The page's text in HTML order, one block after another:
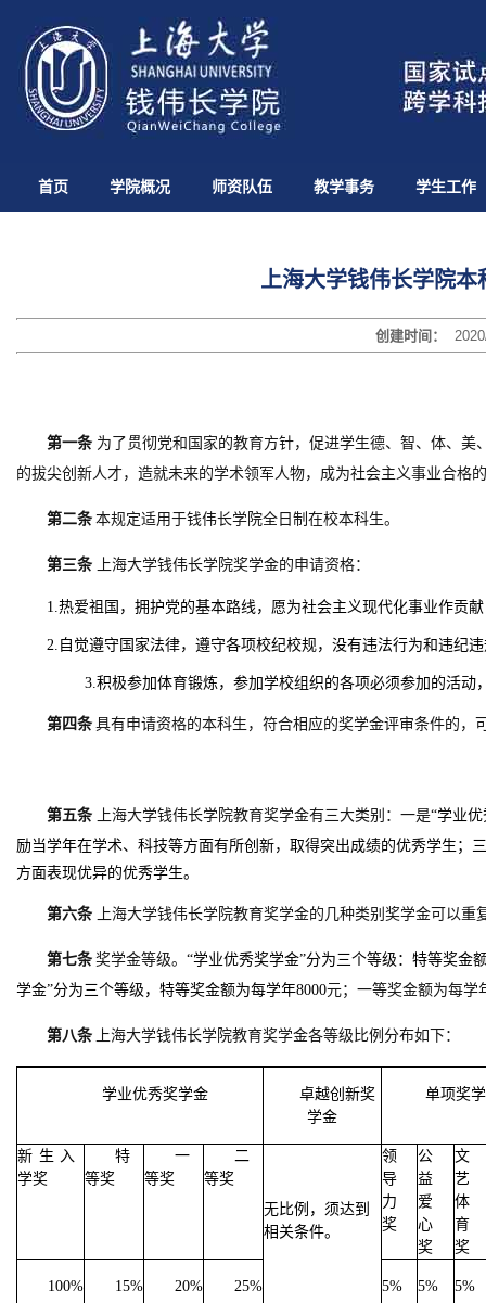
首页 学院概况 师资队伍 教学事务 学生工作
上海大学钱伟长学院
创建时间：
第一条 为了贯彻党和国家的教育方针，促进学生德、 智、体、美
的拔尖创新人才，造就未来的学术领军人物，成为社会主义事业合格
第二条 本规定适用于钱伟长学院全日制在校本科生。
第三条 上海大学钱伟长学院奖学金的申请资格：
1.热爱祖国，拥护党的基本路线，愿为社会主义现代化事业作贡
2.自觉遵守国家法律，遵守各项校纪校规，没有违法行为和违纪
3.积极参加体育锻炼，参加学校组织的各项必须参加的活动
第四条 具有申请资格的本科生，符合相应的奖学金评审条件的，
第五条 上海大学钱伟长学院教育奖学金有三大类别：一是“学业
励当学年在学术、科技等方面有所创新，取得突出成绩的优秀学生；
方面表现优异的优秀学生。
第六条 上海大学钱伟长学院教育奖学金的几种类别奖学金可以
第七条 奖学金等级。 “学业优秀奖学金”分为三个等级：特等奖金
学金”分为三个等级，特等奖金额为每学年8000元；一等奖金额为每学
第八条 上海大学钱伟长学院教育奖学金各等级比例分布如下：
学业优秀奖学金
卓越创新奖
学金
单项奖
新生入
学奖
特
等奖
一
等奖
二
等奖
无比例，须达到
相关条件。
领
导
力
奖
公
益
爱
心
奖
文
艺
体
育
奖
100% 15% 20% 25% 5% 5% 5%